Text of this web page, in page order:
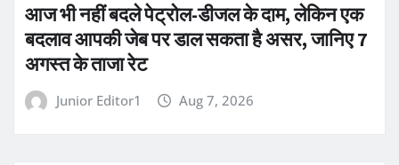
आज भी नहीं बदले पेट्रोल-डीजल के दाम, लेकिन एक
बदलाव आपकी जेब पर डाल सकता है असर, जानिए 7
अगस्त के ताजा रेट
Junior Editor1 Aug 7, 2026